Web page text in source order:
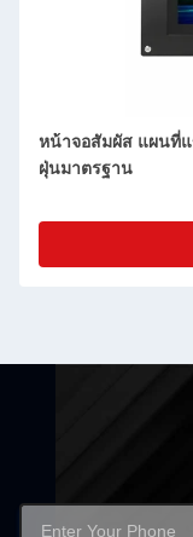
หน้าจอสัมผัส แผนที่แ
ฝุ่นมาตรฐาน